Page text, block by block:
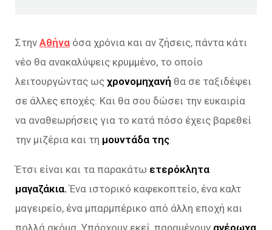
Στην Αθήνα όσα χρόνια και αν ζήσεις, πάντα κάτι
νέο θα ανακαλύψεις κρυμμένο, το οποίο
λειτουργώντας ως χρονομηχανή θα σε ταξιδέψει
σε άλλες εποχές. Και θα σου δώσει την ευκαιρία
να αναθεωρήσεις για το κατά πόσο έχεις βαρεθεί
την μιζέρια και τη μουντάδα της.
Έτσι είναι και τα παρακάτω ετερόκλητα
μαγαζάκια. Ένα ιστορικό καφεκοπτείο, ένα καλτ
μαγειρείο, ένα μπαρμπέρικο από άλλη εποχή και
πολλά ακόμα. Υπάρχουν εκεί, παραμένουν αγέρωχα